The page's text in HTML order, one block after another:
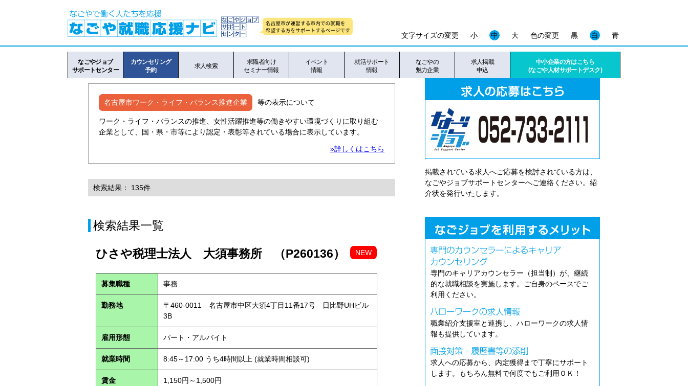
色の変更 黒 白 青
文字サイズの変更 小 中 大
なごやジョブ
サポートセンター
カウンセリング
予約
求人検索
求職者向け
セミナー情報
イベント
情報
就活サポート
情報
なごやの
魅力企業
求人掲載
申込
中小企業の方はこちら
(なごや人材サポートデスク)
名古屋市ワーク・ライフ・バランス推進企業 等の表示について
ワーク・ライフ・バランスの推進、女性活躍推進等の働きやすい環境づくりに取り組む
企業として、国・県・市等により認定・表彰等されている場合に表示しています。
»詳しくはこちら
検索結果： 135件
検索結果一覧
ひさや税理士法人 大須事務所 （P260136） NEW
募集職種 事務
勤務地
〒460-0011 名古屋市中区大須4丁目11番17号 日比野UHビル
3B
雇用形態 パート・アルバイト
就業時間 8:45～17:00 うち4時間以上 (就業時間相談可)
賃金 1,150円～1,500円
掲載されている求人へご応募を検討されている方は、
なごやジョブサポートセンターへご連絡ください。紹
介状を発行いたします。
専門のキャリアカウンセラー（担当制）が、継続
的な就職相談を実施します。ご自身のペースでご
利用ください。
職業紹介支援室と連携し、ハローワークの求人情
報も提供しています。
求人への応募から、内定獲得まで丁寧にサポート
します。もちろん無料で何度でもご利用ＯＫ！